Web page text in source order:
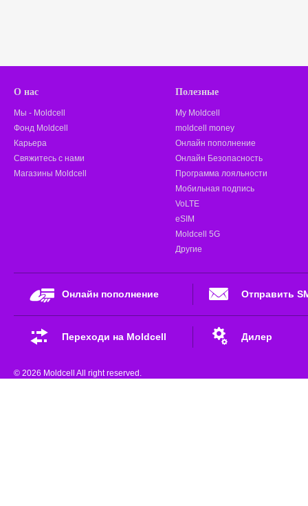
О нас
Мы - Moldcell
Фонд Moldcell
Карьера
Свяжитесь с нами
Магазины Moldcell
Полезные
My Moldcell
moldcell money
Онлайн пополнение
Онлайн Безопасность
Программа лояльности
Мобильная подпись
VoLTE
eSIM
Moldcell 5G
Другие
Онлайн пополнение Отправить
Переходи на Moldcell Дилер
© 2026 Moldcell All right reserved.